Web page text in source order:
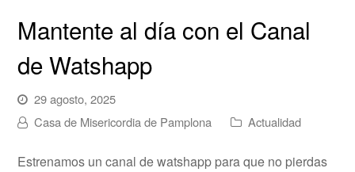
Mantente al día con el Canal
de Watshapp
29 agosto, 2025
Casa de Misericordia de Pamplona
Actualidad
Estrenamos un canal de watshapp para que no pierdas